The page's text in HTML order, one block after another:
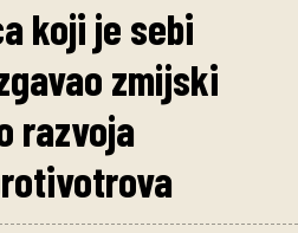
koji je sebi
zmijski
razvoja